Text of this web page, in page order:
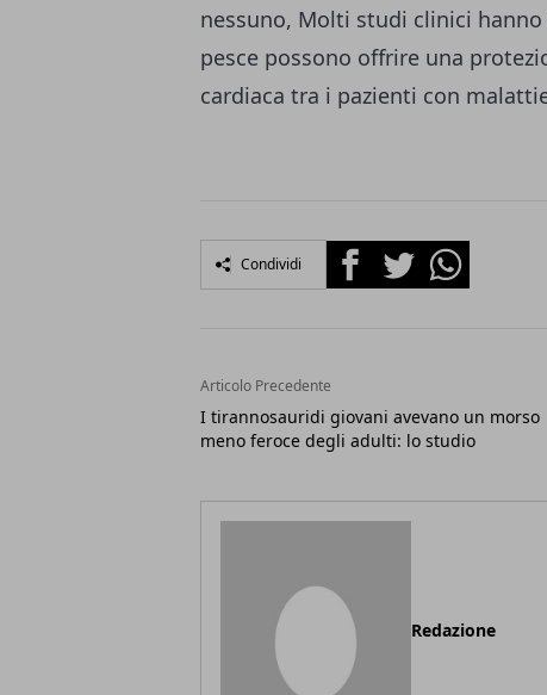
nessuno, Molti studi clinici
pesce possono offrire una
cardiaca tra i pazienti con
Condividi FacebookTwitterWhatsapp
Articolo Precedente
I tirannosauridi giovani avevano un morso
meno feroce degli adulti: lo studio
Redazione